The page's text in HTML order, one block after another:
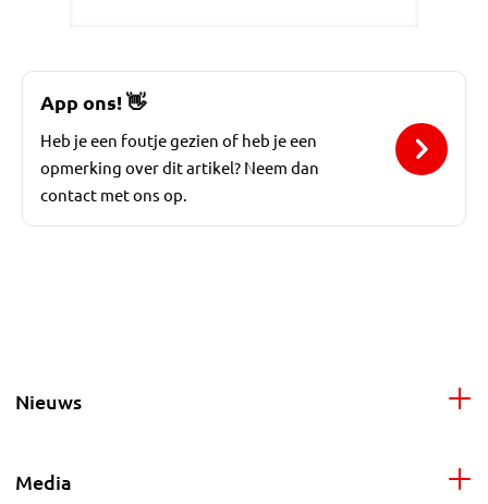
App ons!👋
Heb je een foutje gezien of heb je een
opmerking over dit artikel? Neem dan
contact met ons op.
Nieuws
Media